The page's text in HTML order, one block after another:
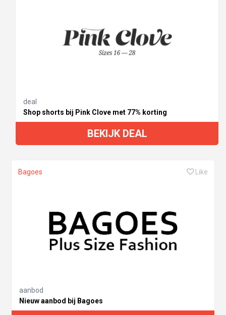
deal
Shop shorts bij Pink Clove met 77% korting
BEKIJK DEAL
Bagoes Like
aanbod
Nieuw aanbod bij Bagoes